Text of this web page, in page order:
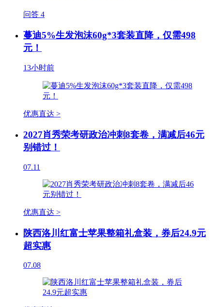
问答 4
蔓迪5%生发泡沫60g*3套装直降，仅需498
元！
13小时前
优惠直达 >
2027肖秀荣考研政治冲刺8套卷，满减后46元
别错过！
07.11
优惠直达 >
陕西洛川红富士苹果整箱礼盒装，券后24.9元
超实惠
07.08